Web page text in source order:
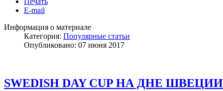
E-mail
Информация о материале
Категория: Популярные статьи
Опубликовано: 07 июня 2017
SWEDISH DAY CUP НА ДНЕ